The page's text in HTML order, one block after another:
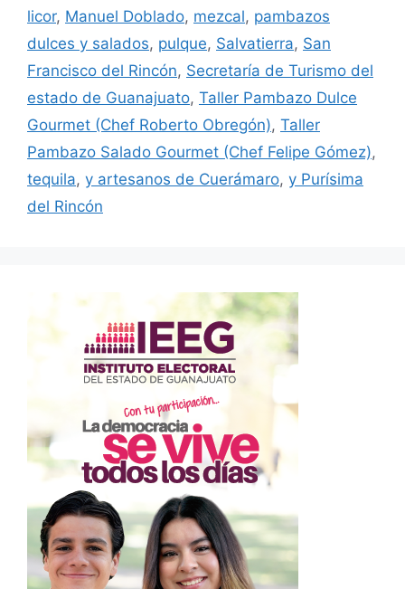
licor, Manuel Doblado, mezcal, pambazos
dulces y salados, pulque, Salvatierra, San
Francisco del Rincón, Secretaría de Turismo del
estado de Guanajuato, Taller Pambazo Dulce
Gourmet (Chef Roberto Obregón), Taller
Pambazo Salado Gourmet (Chef Felipe Gómez),
tequila, y artesanos de Cuerámaro, y Purísima
del Rincón